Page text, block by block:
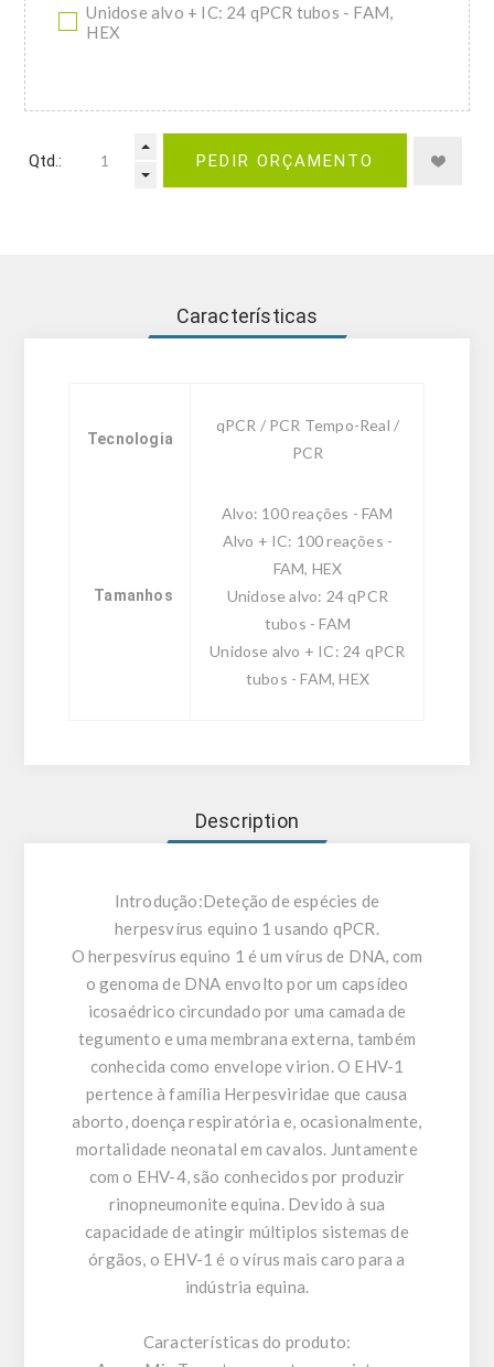
Unidose alvo + IC: 24 qPCR tubos - FAM,
HEX
Qtd.: PEDIR ORÇAMENTO
Características
Tecnologia
qPCR / PCR Tempo-Real /
PCR
Tamanhos
Alvo: 100 reações - FAM
Alvo + IC: 100 reações -
FAM, HEX
Unidose alvo: 24 qPCR
tubos - FAM
Unidose alvo + IC: 24 qPCR
tubos - FAM, HEX
Description
Introdução:Deteção de espécies de
herpesvírus equino 1 usando qPCR.
O herpesvírus equino 1 é um vírus de DNA, com
o genoma de DNA envolto por um capsídeo
icosaédrico circundado por uma camada de
tegumento e uma membrana externa, também
conhecida como envelope virion. O EHV-1
pertence à família Herpesviridae que causa
aborto, doença respiratória e, ocasionalmente,
mortalidade neonatal em cavalos. Juntamente
com o EHV-4, são conhecidos por produzir
rinopneumonite equina. Devido à sua
capacidade de atingir múltiplos sistemas de
órgãos, o EHV-1 é o vírus mais caro para a
indústria equina.
Características do produto: